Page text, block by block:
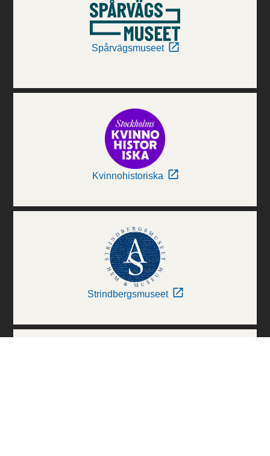
Spårvägsmuseet
Kvinnohistoriska
Strindbergsmuseet